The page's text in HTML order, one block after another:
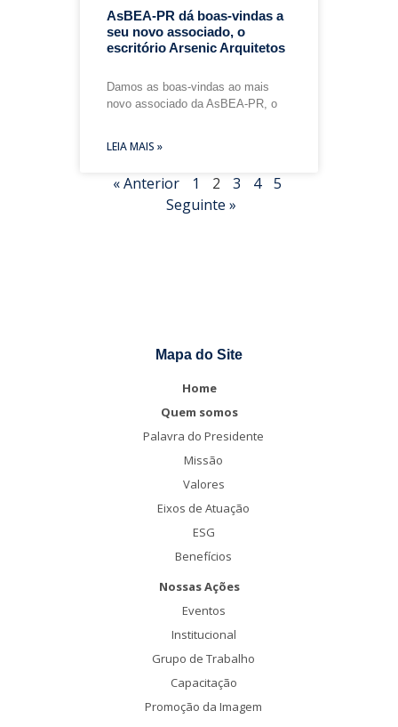
AsBEA-PR dá boas-vindas a
seu novo associado, o
escritório Arsenic Arquitetos
Damos as boas-vindas ao mais
novo associado da AsBEA-PR, o
LEIA MAIS »
« Anterior 1 2 3 4
5
Seguinte »
Mapa do Site
Home
Quem somos
Palavra do Presidente
Missão
Valores
Eixos de Atuação
ESG
Benefícios
Nossas Ações
Eventos
Institucional
Grupo de Trabalho
Capacitação
Promoção da Imagem